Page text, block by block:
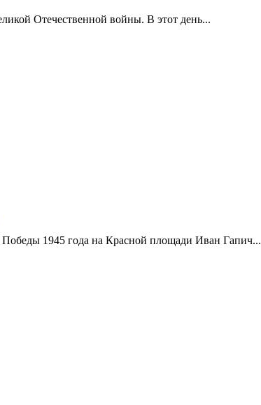
Отечественной войны. В этот день...
1945 года на Красной площади Иван Гапич...